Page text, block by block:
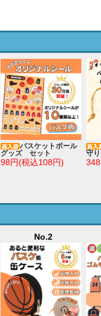
バスケットボール
グッズ セット
98円(税込108円)
守
No.2